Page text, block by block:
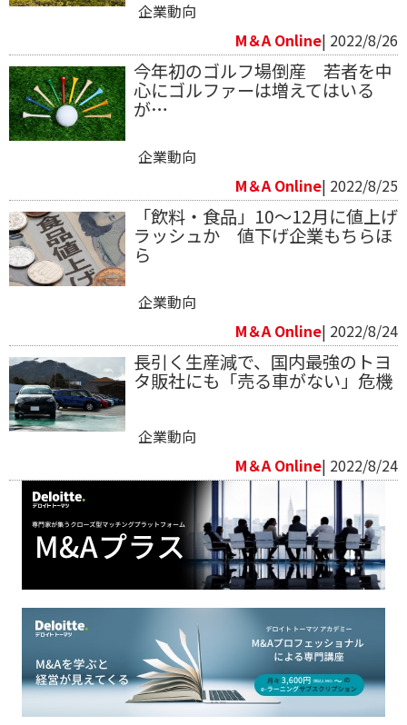
企業動向
M＆A Online| 2022/8/26
今年初のゴルフ場倒産 若者を中
心にゴルファーは増えてはいる
が…
企業動向
M＆A Online| 2022/8/25
「飲料・食品」10～12月に値上げ
ラッシュか 値下げ企業もちらほ
ら
企業動向
M＆A Online| 2022/8/24
長引く生産減で、国内最強のトヨ
タ販社にも「売る車がない」危機
企業動向
M＆A Online| 2022/8/24